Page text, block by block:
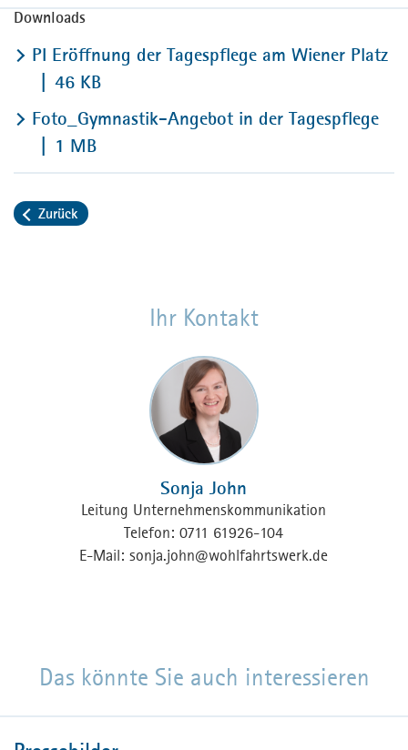
Downloads
PI Eröffnung der Tagespflege am Wiener Platz
46 KB
Foto_Gymnastik-Angebot in der Tagespflege
1 MB
Zurück
Ihr Kontakt
Sonja John
Leitung Unternehmenskommunikation
Telefon: 0711 61926-104
E-Mail:sonja.john@wohlfahrtswerk.de
Das könnte Sie auch interessieren